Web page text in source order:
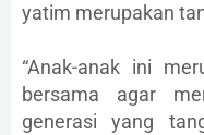
yatim merupakan
“Anak-anak ini
bersama agar
generasi yang